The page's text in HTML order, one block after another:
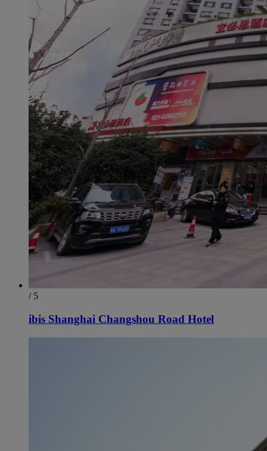
/ 5
ibis Shanghai Changshou Road Hotel